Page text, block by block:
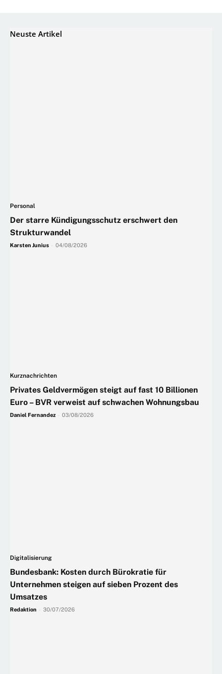
Neuste Artikel
Personal
Der starre Kündigungsschutz erschwert den
Strukturwandel
Karsten Junius 04/08/2026
Kurznachrichten
Privates Geldvermögen steigt auf fast 10 Billionen
Euro – BVR verweist auf schwachen Wohnungsbau
Daniel Fernandez 03/08/2026
Digitalisierung
Bundesbank: Kosten durch Bürokratie für
Unternehmen steigen auf sieben Prozent des
Umsatzes
Redaktion 30/07/2026